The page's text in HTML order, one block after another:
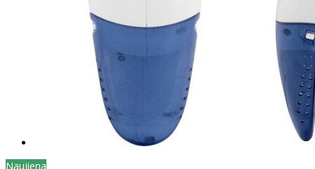
Naujiena